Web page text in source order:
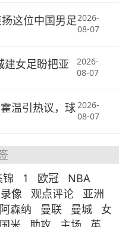
这位中国男足2026-
08-07
建女足盼把亚
2026-
08-07
温引热议，球2026-
08-07
锦 1 欧冠
NBA
像 观点评论
亚洲
阿森纳 曼联 曼城
女